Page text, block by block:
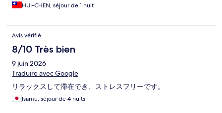
HUI-CHEN, séjour de 1 nuit
Avis vérifié
8/10 Très bien
9 juin 2026
Traduire avec Google
リラックスして滞在でき、ストレスフリーです。
Isamu, séjour de 4 nuits